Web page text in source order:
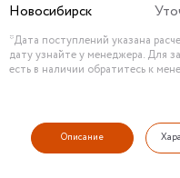
Новосибирск
*Дата поступлений указана
дату узнайте у менеджера. Для
есть в наличии обратитесь к
Описание